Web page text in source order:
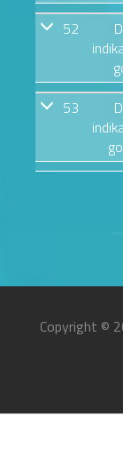
52
53
Copyright ©